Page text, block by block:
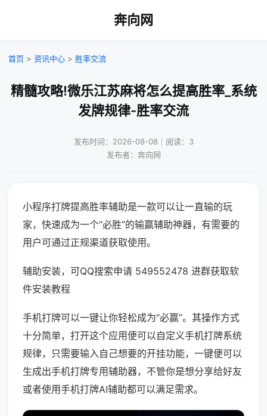
奔向网
首页 > 资讯中心 > 胜率交流
精髓攻略!微乐江苏麻将怎么提高胜率_系统
发牌规律-胜率交流
发布时间：2026-08-08｜阅读：3
发布者：奔向网
小程序打牌提高胜率辅助是一款可以让一直输的玩
家，快速成为一个“必胜”的输赢辅助神器，有需要的
用户可通过正规渠道获取使用。
辅助安装，可QQ搜索申请 549552478 进群获取软
件安装教程
手机打牌可以一键让你轻松成为“必赢”。其操作方式
十分简单，打开这个应用便可以自定义手机打牌系统
规律，只需要输入自己想要的开挂功能，一键便可以
生成出手机打牌专用辅助器，不管你是想分享给好友
或者使用手机打牌AI辅助都可以满足需求。